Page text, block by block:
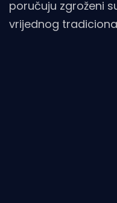
poručuju zgroženi
vrijednog